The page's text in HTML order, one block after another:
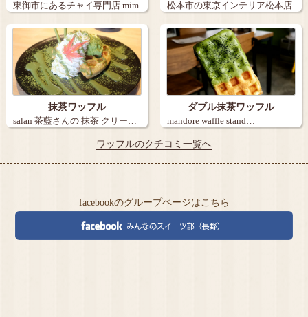
東御市にあるチャイ専門店 mim
i L…
松本市の東京インテリア松本店
さん内にある…
抹茶ワッフル
salan 茶藍さんの 抹茶 クリー…
ダブル抹茶ワッフル
mandore waffle stand…
ワッフルのクチコミ一覧へ
facebookのグループページはこちら